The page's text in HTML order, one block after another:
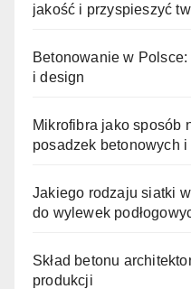
jakość i przyspieszyć
Betonowanie w
i design
Mikrofibra jako sposób
posadzek betonowych i
Jakiego rodzaju siatki
do wylewek
Skład betonu
produkcji